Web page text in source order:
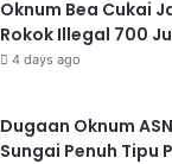
Oknum Bea Cukai
Rokok Illegal 700
4 days ago
Dugaan Oknum
Sungai Penuh Tipu